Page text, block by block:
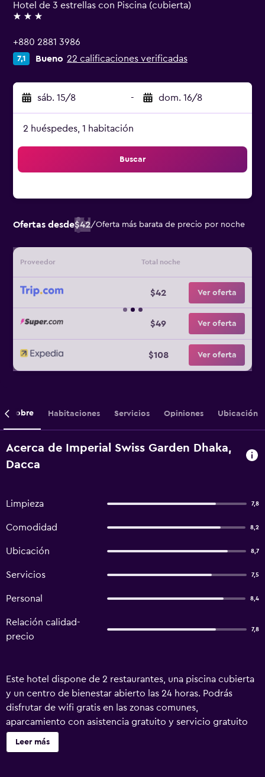
Hotel de 3 estrellas con Piscina (cubierta)
3 estrellas
+880 2881 3986
7,1 Bueno 22 calificaciones verificadas
sáb. 15/8 - dom. 16/8
2 huéspedes, 1 habitación
Buscar
Ofertas desde$42/Oferta más barata de precio por noche
Proveedor Total noche
$42 Ver oferta
$49 Ver oferta
$108 Ver oferta
Sobre Habitaciones Servicios Opiniones Ubicación
Acerca de Imperial Swiss Garden Dhaka,
Dacca
Limpieza 7,8
Comodidad 8,2
Ubicación 8,7
Servicios 7,5
Personal 8,4
Relación calidad-
precio
7,8
Este hotel dispone de 2 restaurantes, una piscina cubierta
y un centro de bienestar abierto las 24 horas. Podrás
disfrutar de wifi gratis en las zonas comunes,
aparcamiento con asistencia gratuito y servicio gratuito
de recogida en el aeropuerto. También encontrarás un
bar-cafetería, una terraza en la azotea y un centro de
Leer más